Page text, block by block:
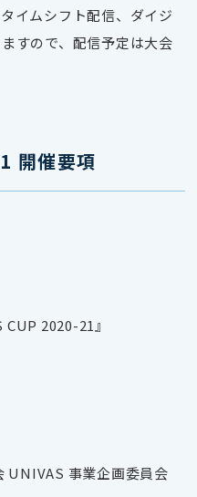
イムシフト配信、ダイジ
すので、配信予定は大会
開催要項
2020-21』
UNIVAS 事業企画委員会